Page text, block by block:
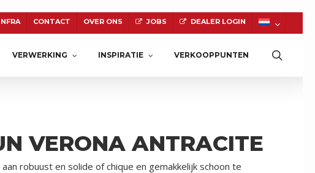
CONTACT OVER ONS JOBS DEALER LOGIN
NATUURSTEEN
VERWERKING INSPIRATIE VERKOOPPUNTEN
VERONA ANTRACITE
robuust en solide of chique en gemakkelijk schoon te